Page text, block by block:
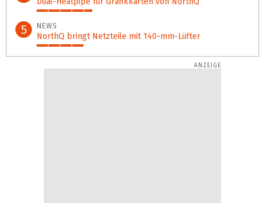
26%
5 NEWS
NorthQ bringt Netzteile mit 140-mm-Lüfter
22%